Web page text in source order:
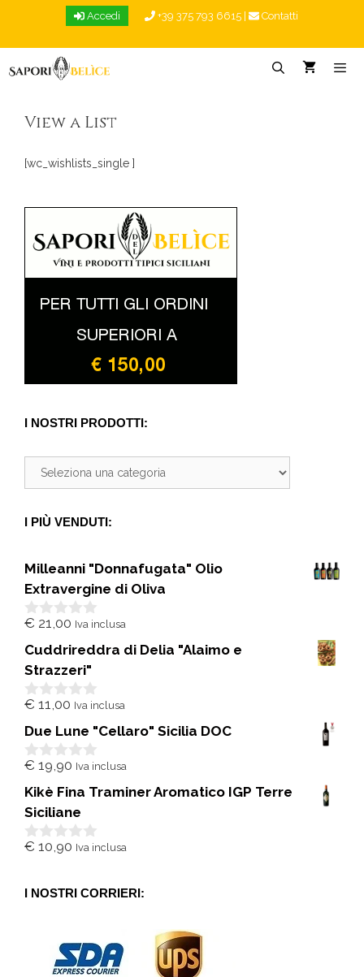
Accedi +39 375 793 6615 Contatti
View a List
[wc_wishlists_single ]
I NOSTRI PRODOTTI:
I PIÙ VENDUTI:
Milleanni "Donnafugata" Olio
Extravergine di Oliva
0
u
5
€ 21,00 Iva inclusa
Cuddrireddra di Delia "Alaimo e
Strazzeri"
0
u
5
€ 11,00 Iva inclusa
Due Lune "Cellaro" Sicilia DOC
0
u
5
€ 19,90 Iva inclusa
Kikè Fina Traminer Aromatico IGP Terre
Siciliane
0
5
€ 10,90 Iva inclusa
I NOSTRI CORRIERI: